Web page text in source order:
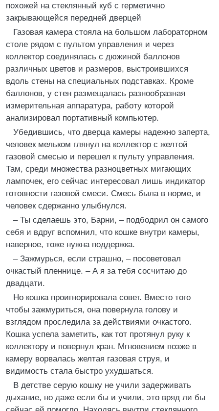
похожей на стеклянный куб с герметично
закрывающейся передней дверцей
Газовая камера стояла на большом лабораторном
столе рядом с пультом управления и через
коллектор соединялась с дюжиной баллонов
различных цветов и размеров, выстроившихся
вдоль стены на специальных подставках. Кроме
баллонов, у стен размещалась разнообразная
измерительная аппаратура, работу которой
анализировал портативный компьютер.
Убедившись, что дверца камеры надежно заперта,
человек мельком глянул на коллектор с желтой
газовой смесью и перешел к пульту управления.
Там, среди множества разноцветных мигающих
лампочек, его сейчас интересовал лишь индикатор
готовности газовой смеси. Смесь была в норме, и
человек сдержанно улыбнулся.
– Ты сделаешь это, Барни, – подбодрил он самого
себя и вдруг вспомнил, что кошке внутри камеры,
наверное, тоже нужна поддержка.
– Зажмурься, если страшно, – посоветовал
очкастый пленнице. – А я за тебя сосчитаю до
двадцати.
Но кошка проигнорировала совет. Вместо того
чтобы зажмуриться, она повернула голову и
взглядом проследила за действиями очкастого.
Кошка успела заметить, как тот протянул руку к
коллектору и повернул кран. Мгновением позже в
камеру ворвалась желтая газовая струя, и
видимость стала быстро ухудшаться.
В детстве серую кошку не учили задерживать
дыхание, но даже если бы и учили, это вряд ли бы